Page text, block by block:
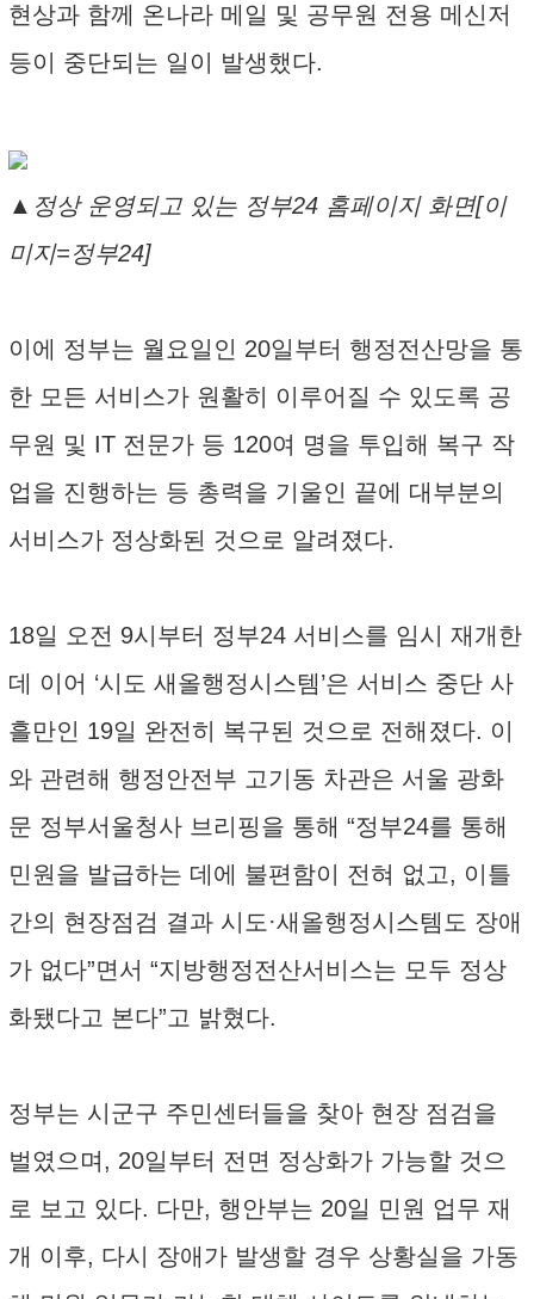
현상과 함께 온나라 메일 및 공무원 전용 메신저
등이 중단되는 일이 발생했다.
▲정상 운영되고 있는 정부24 홈페이지 화면[이
미지=정부24]
이에 정부는 월요일인 20일부터 행정전산망을 통
한 모든 서비스가 원활히 이루어질 수 있도록 공
무원 및 IT 전문가 등 120여 명을 투입해 복구 작
업을 진행하는 등 총력을 기울인 끝에 대부분의
서비스가 정상화된 것으로 알려졌다.
18일 오전 9시부터 정부24 서비스를 임시 재개한
데 이어 ‘시도 새올행정시스템’은 서비스 중단 사
흘만인 19일 완전히 복구된 것으로 전해졌다. 이
와 관련해 행정안전부 고기동 차관은 서울 광화
문 정부서울청사 브리핑을 통해 “정부24를 통해
민원을 발급하는 데에 불편함이 전혀 없고, 이틀
간의 현장점검 결과 시도·새올행정시스템도 장애
가 없다”면서 “지방행정전산서비스는 모두 정상
화됐다고 본다”고 밝혔다.
정부는 시군구 주민센터들을 찾아 현장 점검을
벌였으며, 20일부터 전면 정상화가 가능할 것으
로 보고 있다. 다만, 행안부는 20일 민원 업무 재
개 이후, 다시 장애가 발생할 경우 상황실을 가동